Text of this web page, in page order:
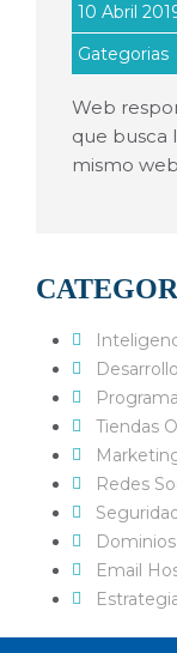
10 Abril
Gategorias
Web
que busca
mismo
Tiendas
Redes
Email